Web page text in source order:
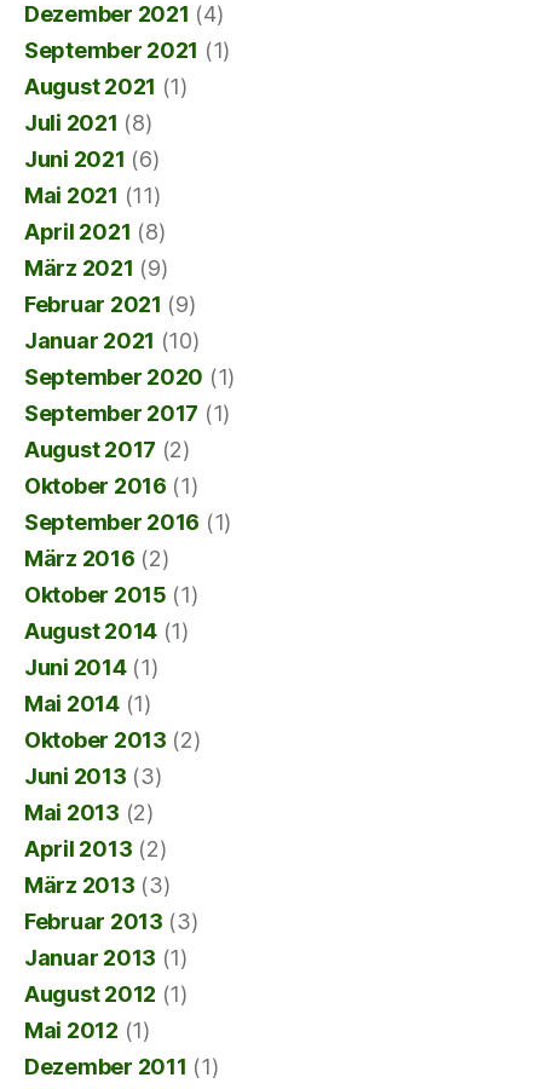
Dezember 2021 (4)
September 2021 (1)
August 2021 (1)
Juli 2021 (8)
Juni 2021 (6)
Mai 2021 (11)
April 2021 (8)
März 2021 (9)
Februar 2021 (9)
Januar 2021 (10)
September 2020 (1)
September 2017 (1)
August 2017 (2)
Oktober 2016 (1)
September 2016 (1)
März 2016 (2)
Oktober 2015 (1)
August 2014 (1)
Juni 2014(1)
Mai 2014(1)
Oktober 2013 (2)
Juni 2013 (3)
Mai 2013 (2)
April 2013 (2)
März 2013 (3)
Februar 2013 (3)
Januar 2013 (1)
August 2012 (1)
Mai 2012 (1)
Dezember 2011 (1)